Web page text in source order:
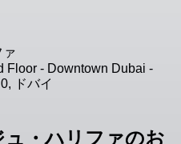
ァ
Floor - Downtown Dubai -
ドバイ
・ハリファのお